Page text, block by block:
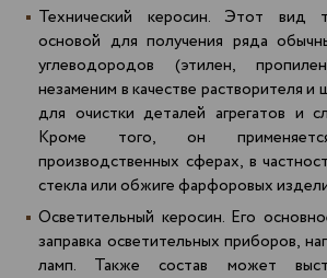
Технический керосин. Этот вид
основой для получения ряда
углеводородов (этилен,
незаменим в качестве растворителя и
для очистки деталей агрегатов и
Кроме того, он
производственных сферах, в
стекла или обжиге фарфоровых
Осветительный керосин. Его
заправка осветительных приборов,
ламп. Также состав может